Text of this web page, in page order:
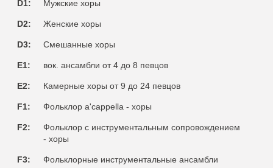
D1: Мужские хоры
D2: Женские хоры
D3: Смешанные хоры
E1: вок. ансамбли от 4 до 8 певцов
E2: Камерные хоры от 9 до 24 певцов
F1: Фольклор a'cappella - хоры
F2:
Фольклор с инструментальным сопровождением
- хоры
F3: Фольклорные инструментальные ансамбли